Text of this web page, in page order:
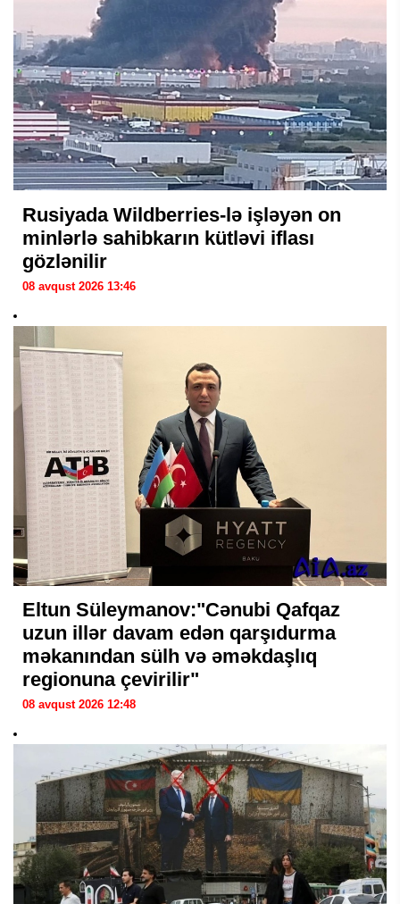
Rusiyada Wildberries-lə işləyən on
minlərlə sahibkarın kütləvi iflası
gözlənilir
08 avqust 2026 13:46
Eltun Süleymanov:"Cənubi Qafqaz
uzun illər davam edən qarşıdurma
məkanından sülh və əməkdaşlıq
regionuna çevirilir"
08 avqust 2026 12:48